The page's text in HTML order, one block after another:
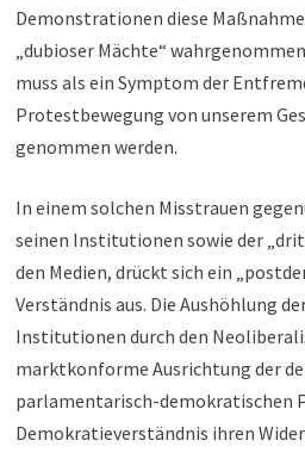
Demonstrationen diese
„dubioser Mächte“
muss als ein Symptom der
Protestbewegung von unserem
genommen werden.
In einem solchen Misstrauen
seinen Institutionen sowie der
den Medien, drückt sich ein
Verständnis aus. Die Aushöhlung
Institutionen durch den
marktkonforme Ausrichtung der
parlamentarisch-demokratischen
Demokratieverständnis ihren